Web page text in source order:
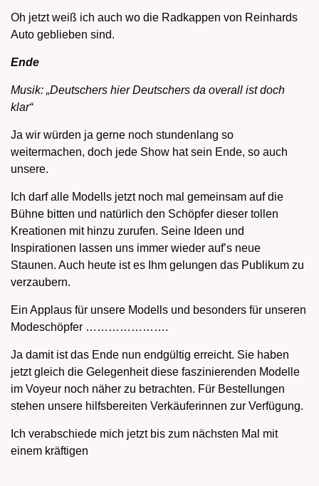
Oh jetzt weiß ich auch wo die Radkappen von Reinhards
Auto geblieben sind.
Ende
Musik: „Deutschers hier Deutschers da overall ist doch
klar“
Ja wir würden ja gerne noch stundenlang so
weitermachen, doch jede Show hat sein Ende, so auch
unsere.
Ich darf alle Modells jetzt noch mal gemeinsam auf die
Bühne bitten und natürlich den Schöpfer dieser tollen
Kreationen mit hinzu zurufen. Seine Ideen und
Inspirationen lassen uns immer wieder auf’s neue
Staunen. Auch heute ist es Ihm gelungen das Publikum zu
verzaubern.
Ein Applaus für unsere Modells und besonders für unseren
Modeschöpfer ………………….
Ja damit ist das Ende nun endgültig erreicht. Sie haben
jetzt gleich die Gelegenheit diese faszinierenden Modelle
im Voyeur noch näher zu betrachten. Für Bestellungen
stehen unsere hilfsbereiten Verkäuferinnen zur Verfügung.
Ich verabschiede mich jetzt bis zum nächsten Mal mit
einem kräftigen